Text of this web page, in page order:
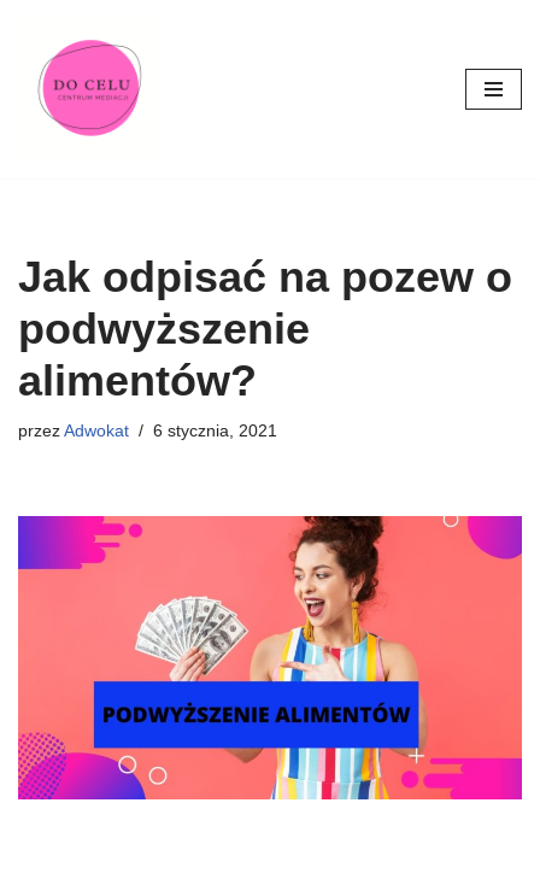
Przejdź
treści
Jak odpisać na pozew o
podwyższenie
alimentów?
przez Adwokat 6 stycznia, 2021